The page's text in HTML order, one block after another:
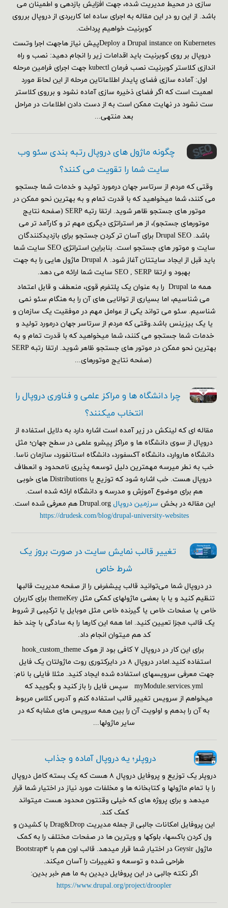
سازی در محیط مدیریت شده، جهت افزایش بازدهی و اطمینان می
باشد. از این رو در این مقاله به اجرای ساده اما کاربردی از دروپال برروی
کوبرنیت خواهیم پرداخت.
Deploy a Drupal instance on Kubernetesپیش نیاز هاجهت اجرا وتست
دروپال بر روی کوبرنیت باید اقدامات زیر را انجام دهید: نصب و راه
اندازی کلاستر کوبرنیت نصب فرمان kubectl جهت اجرای فرامین مرحله
اول: آماده سازی فضای پایدار اطلاعاتاین مرحله از این لحاظ مورد
اهمیت است که اگر فضای ذخیره سازی آماده نشود و برروی کلاستر
ست نشود در نهایت ممکن است به از دست دادن اطلاعات در مراحل
بعد منتهی...
چگونه ماژول های دروپال رتبه بندی سئو وب
سایت شما را تقویت می کنند؟
وقتی که مردم از سرتاسر جهان درمورد تولید و خدمات شما جستجو
می کنند، شما میخواهید که با قدرت تمام و به بهترین نحو ممکن در
موتور های جستجو ظاهر شوید. ارتقا رتبه SERP (صفحه نتایج
موتورهای جستجو)، از هر استراتژی دیگری مهم تر و کارآمد تر می
باشد. Drupal SEO برای آسان تر کردن جستجو برای بازدیدکنندگان
سایت و موتور های جستجو است. بنابراین استراتژی SEO سایت شما
باید قبل از ایجاد سایتتان آغاز شود. Drupal ۸ ماژول هایی را به جهت
بهبود و ارتقا SEO , SERP سایت شما ارائه می دهد.
همه ما Drupal را به عنوان یک پلتفرم قوی، منعطف و قابل اعتماد
می شناسیم، اما بسیاری از توانایی های آن را به هنگام سئو نمی
شناسیم. سئو می تواند یکی از عوامل مهم در موفقیت یک سازمان و
یا یک بیزینس باشد.وقتی که مردم از سرتاسر جهان درمورد تولید و
خدمات شما جستجو می کنند، شما میخواهید که با قدرت تمام و به
بهترین نحو ممکن در موتور های جستجو ظاهر شوید. ارتقا رتبه SERP
(صفحه نتایج موتورهای...
چرا دانشگاه ها و مراکز علمی و فناوری دروپال را
انتخاب میکنند؟
مقاله ای که لینکش در زیر آمده است اشاره دارد به دلایل استفاده از
دروپال از سوی دانشگاه ها و مراکز پیشرو علمی در سطح جهان؛ مثل
دانشگاه هاروارد، دانشگاه آکسفورد، دانشگاه استانفورد، سازمان ناسا.
خب به نطر میرسه مهمترین دلیل توسعه پذیری نامحدود و انعطاف
دروپال هست. خب اشاره شود که توزیع یا Distributions های خوبی
هم برای موضوع آموزش و مدرسه و دانشگاه ارائه شده است.
این مقاله در بخش سرزمین دروپالDrupal.org هم معرفی شده است.
https://drudesk.com/blog/drupal-university-websites
تغییر قالب نمایش سایت در صورت بروز یک
شرط خاص
در دروپال شما می‌توانید قالب پیشفرض را از صفحه مدیریت قالبها
تنظیم کنید و یا با بعضی ماژولهای کمکی مثل themeKey برای کاربران
خاص یا صفحات خاص یا گیرنده خاص مثل موبایل یا ترکیبی از شروط
یک قالب مجزا تعیین کنید. اما همه این کارها را به سادگی با چند خط
کد هم می‎توان انجام داد.
برای این کار در دروپال ۷ کافی بود از هوک hook_custom_theme
استفاده کنید.امادر دروپال ۸ در دایرکتوری روت ماژولتان یک فایل
جهت معرفی سرویسهای استفاده شده ایجاد کنید. مثلا فایلی با نام:
myModule.services.yml سپس فایل را باز کنید و بگویید که
میخواهم از سرویس تغییر قالب استفاده کنم و آدرس کلاس مربوط
به آن را بدهم و اولویت آن را بین همه سرویس های مشابه که در
سایر ماژولها...
دروپلر؛ یه دروپال آماده و جذاب
دروپلر یک توزیع و پروفایل دروپال ۸ هست که یک بسته کامل دروپال
را با تمام ماژولها و کتابخانه ها و مخلفات مورد نیاز در اختیار شما قرار
میدهد و برای پروژه های که خیلی وقتتون محدود هست میتواند
کمک کند.
این پروفایل امکانات جالبی از جمله مدیریت Drag&Drop با کشیدن و
ول کردن باکسها، بلوکها و ویترین ها در صفحات مختلف را به کمک
ماژول Geysir در اختیار شما قرار میدهد. قالب اون هم با Bootstrap۴
طراحی شده و توسعه و تغییرات را آسان میکند.
اگر نکته جالبی در این پروفایل دیدین به ما هم خبر بدین:
https://www.drupal.org/project/droopler